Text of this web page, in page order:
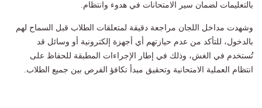
بالتعليمات لضمان سير الامتحانات في هدوء وانتظام.
وشهدت مداخل اللجان مراجعة دقيقة لمتعلقات الطلاب قبل السماح لهم
بالدخول، للتأكد من عدم حيازتهم أي أجهزة إلكترونية أو وسائل قد
تُستخدم في الغش، وذلك في إطار الإجراءات المطبقة للحفاظ على
انتظام العملية الامتحانية وتحقيق مبدأ تكافؤ الفرص بين جميع الطلاب.